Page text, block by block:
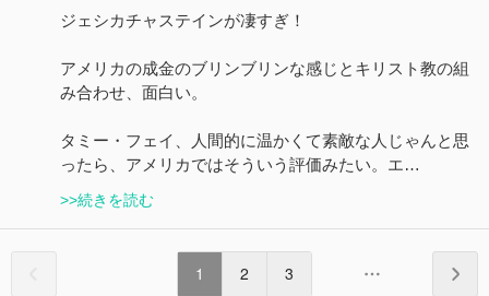
ジェシカチャステインが凄すぎ！
アメリカの成金のブリンブリンな感じとキリスト教の組
み合わせ、面白い。
タミー・フェイ、人間的に温かくて素敵な人じゃんと思
ったら、アメリカではそういう評価みたい。エ…
>>続きを読む
1 2 3